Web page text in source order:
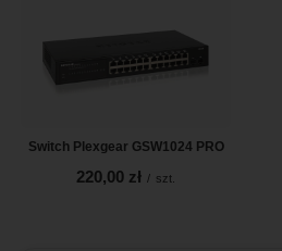
Switch Plexgear GSW1024 PRO
220,00 zł / szt.